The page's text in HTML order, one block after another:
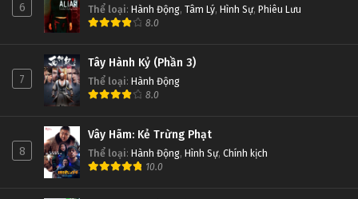
6 Thể loại: Hành Động, Tâm Lý, Hình Sự, Phiêu Lưu
8.0
7
Tây Hành Kỷ (Phần 3)
Thể loại: Hành Động
8.0
8
Vây Hãm: Kẻ Trừng Phạt
Thể loại: Hành Động, Hình Sự, Chính kịch
10.0